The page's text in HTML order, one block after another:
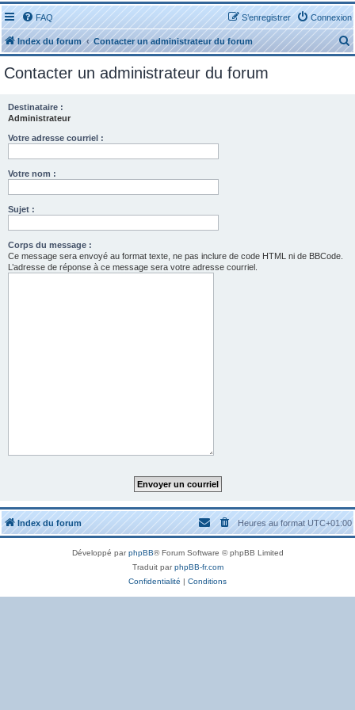
FAQ Connexion
S’enregistrer
Index du forum Contacter un administrateur du forum
e
Contacter un administrateur du forum
Destinataire :
Administrateur
Votre adresse courriel :
Votre nom :
Sujet :
Corps du message :
Ce message sera envoyé au format texte, ne pas inclure de code HTML ni de BBCode.
L’adresse de réponse à ce message sera votre adresse courriel.
Index du forum Heures au formatUTC+01:00
Développé parphpBB® Forum Software © phpBB Limited
Traduit parphpBB-fr.com
Confidentialité | Conditions